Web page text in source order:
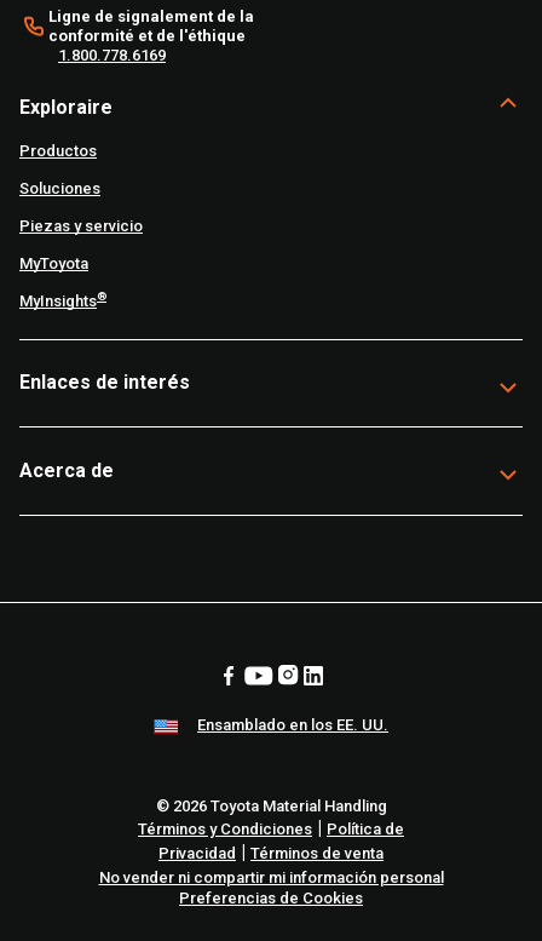
Ligne de signalement de la
conformité et de l'éthique
1.800.778.6169
Exploraire
Productos
Soluciones
Piezas y servicio
MyToyota
MyInsights®
Enlaces de interés
Acerca de
Ensamblado en los EE. UU.
© 2026 Toyota Material Handling
Términos y Condiciones
Política de
Privacidad
Términos de venta
No vender ni compartir mi información personal
Preferencias de Cookies